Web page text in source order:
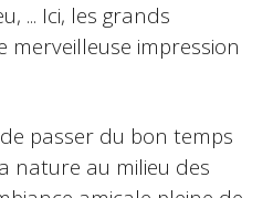
... Ici, les grands
merveilleuse impression
de passer du bon temps
nature au milieu des